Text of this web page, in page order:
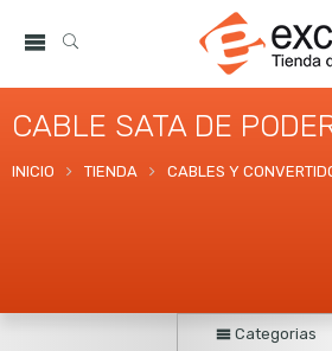
CABLE SATA DE
INICIO TIENDA CABLES Y
Categorias